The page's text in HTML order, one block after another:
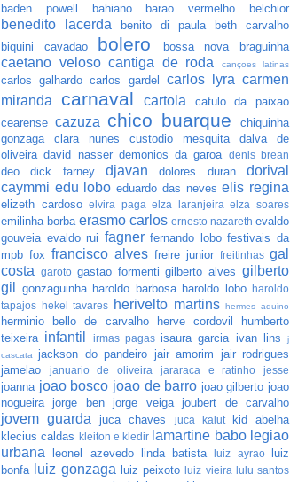
baden powell
bahiano barao vermelho belchior
benedito lacerda benito di paula
beth carvalho
biquini cavadao
bolero bossa nova braguinha
caetano veloso cantiga de roda cançoes latinas
carlos galhardo carlos gardel carlos lyra carmen
miranda
carnaval cartola
catulo da paixao
cearense cazuza chico buarque
chiquinha
gonzaga
clara nunes custodio mesquita
dalva de
oliveira david nasser demonios da garoa denis brean
deo dick farney djavan dolores duran
dorival
caymmi edu lobo eduardo das neves elis regina
elizeth cardoso elvira paga elza laranjeira elza soares
emilinha borba erasmo carlos ernesto nazareth evaldo
gouveia evaldo rui fagner fernando lobo festivais da
mpb fox francisco alves freire junior freitinhas gal
costa
garoto gastao formenti gilberto alves gilberto
gil
gonzaguinha haroldo barbosa haroldo lobo haroldo
tapajos hekel tavares herivelto martins hermes aquino
herminio bello de carvalho herve cordovil
humberto
teixeira infantil irmas pagas isaura garcia ivan lins
j
cascata
jackson do pandeiro jair amorim jair rodrigues
jamelao
januario de oliveira jararaca e ratinho jesse
joanna joao bosco joao de barro joao gilberto joao
nogueira
jorge ben jorge veiga joubert de carvalho
jovem guarda juca chaves juca kalut
kid abelha
klecius caldas kleiton e kledir lamartine babo legiao
urbana
leonel azevedo linda batista luiz ayrao
luiz
bonfa
luiz gonzaga luiz peixoto luiz vieira lulu santos